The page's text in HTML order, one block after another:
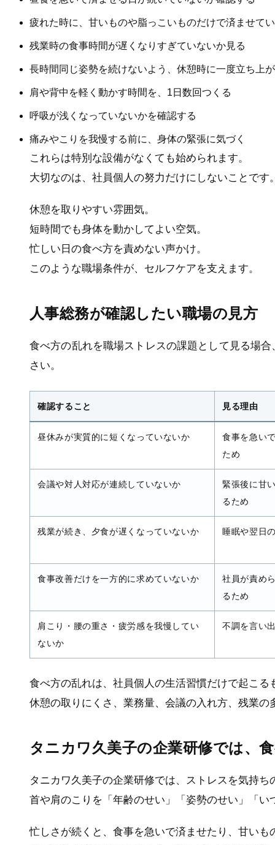
疲れた時に、甘いものや脂っこいものだけで済ませて
残業時の食事時間が遅くなりすぎていないか見る
長時間同じ姿勢を続けないよう、休憩時に一度立ち上
肩や背中を軽く動かす時間を、1日数回つくる
呼吸が浅くなっていないかを確認する
痛みやこりを我慢する前に、身体の緊張に気づく
これらは特別な設備がなくても始められます。
大切なのは、社員個人の努力だけにしないことです
休憩を取りやすい雰囲気。
短時間でも身体を動かしてよい空気。
忙しい日の食べ方を責めない声かけ。
このような職場条件が、セルフケアを支えます。
人事総務が確認したい職場の見方
食べ方の乱れを職場ストレスの課題として見る場
さい。
確認すること 見る理由
昼休みが実質的に短くなっていないか
食事を急い
ため
会議や対人対応が連続していないか
緊張後に甘
るため
残業が続き、夕食が遅くなっていないか 睡眠や翌日
食事改善だけを一方的に求めていないか
社員が責め
るため
肩こり・腰の重さ・疲労感を我慢してい
ないか
不調を言い
食べ方の乱れは、社員個人の生活習慣だけで起こる
休憩の取りにくさ、業務量、会議の入れ方、残業
タニカワ久美子の企業研修では、
タニカワ久美子の企業研修では、ストレスを気持ち
首や肩のこりを「年齢のせい」「姿勢のせい」「
忙しさが続くと、食事を急いで済ませたり、甘い